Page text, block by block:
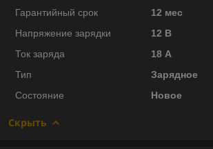
Гарантийный срок
12 мес
Напряжение зарядки
12 В
Ток заряда
18 А
Тип
Зарядное
Состояние
Новое
Скрыть